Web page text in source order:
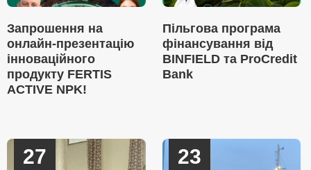
Запрошення на
онлайн-презентацію
інноваційного
продукту FERTIS
ACTIVE NPK!
Пільгова програма
фінансування від
BINFIELD та ProCredit
Bank
27 23